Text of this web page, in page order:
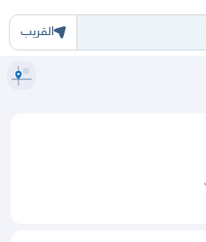
القويعيةالمجمعة
القريب